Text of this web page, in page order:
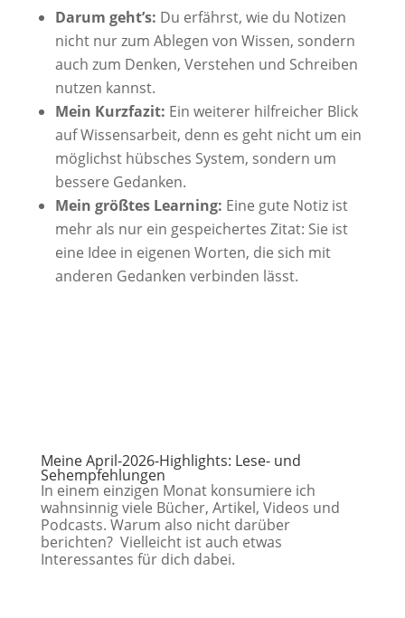
Darum geht’s: Du erfährst, wie du Notizen
nicht nur zum Ablegen von Wissen, sondern
auch zum Denken, Verstehen und Schreiben
nutzen kannst.
Mein Kurzfazit: Ein weiterer hilfreicher Blick
auf Wissensarbeit, denn es geht nicht um ein
möglichst hübsches System, sondern um
bessere Gedanken.
Mein größtes Learning: Eine gute Notiz ist
mehr als nur ein gespeichertes Zitat: Sie ist
eine Idee in eigenen Worten, die sich mit
anderen Gedanken verbinden lässt.
Meine April-2026-Highlights: Lese- und
Sehempfehlungen
In einem einzigen Monat konsumiere ich
wahnsinnig viele Bücher, Artikel, Videos und
Podcasts. Warum also nicht darüber
berichten? Vielleicht ist auch etwas
Interessantes für dich dabei.